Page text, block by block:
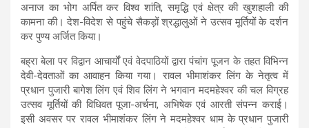
अनाज का भोग अर्पित कर विश्व शांति, समृद्धि एवं क्षेत्र की खुशहाली की
कामना की। देश-विदेश से पहुंचे सैकड़ों श्रद्धालुओं ने उत्सव मूर्तियों के दर्शन
कर पुण्य अर्जित किया।
बह्रा बेला पर विद्वान आचार्यों एवं वेदपाठियों द्वारा पंचांग पूजन के तहत विभिन्न
देवी-देवताओं का आवाहन किया गया। रावल भीमाशंकर लिंग के नेतृत्व में
प्रधान पुजारी बागेश लिंग एवं शिव लिंग ने भगवान मदमहेश्वर की चल विग्रह
उत्सव मूर्तियों की विधिवत पूजा-अर्चना, अभिषेक एवं आरती संपन्न कराई।
इसी अवसर पर रावल भीमाशंकर लिंग ने मदमहेश्वर धाम के प्रधान पुजारी